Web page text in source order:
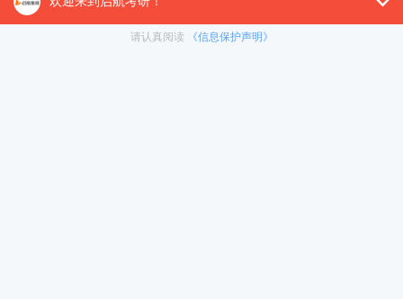
实践活动所指向并与主体相互作用时才成为现实的实